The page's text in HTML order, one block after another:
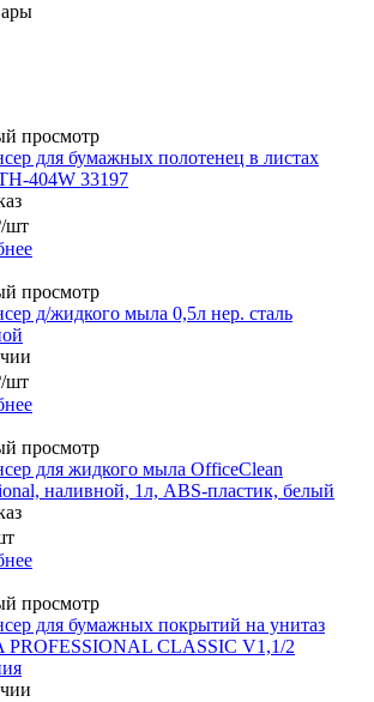
просмотр
для бумажных полотенец в листах
404W 33197
/шт
просмотр
д/жидкого мыла 0,5л нер. сталь
/шт
просмотр
для жидкого мыла OfficeClean
наливной, 1л, ABS-пластик, белый
просмотр
для бумажных покрытий на унитаз
CLASSIC V1,1/2